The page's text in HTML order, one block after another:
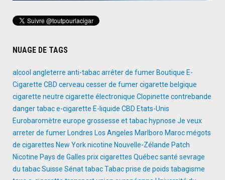
NUAGE DE TAGS
alcool angleterre anti-tabacarrêter de fumer Boutique E-
Cigarette CBD cerveau cesser de fumercigarette belgique
cigarette neutre cigarette électronique Clopinette contrebande
danger tabace-cigarette E-liquide CBD Etats-Unis
Eurobaromètre europe grossesse et tabac hypnose Je veux
arreter de fumer Londres Los Angeles Marlboro Marocmégots
de cigarettes New Yorknicotine Nouvelle-Zélande Patch
Nicotine Pays de Galles prix cigarettes Québecsanté sevrage
du tabacSuisse SénattabacTabac prise de poids tabagisme